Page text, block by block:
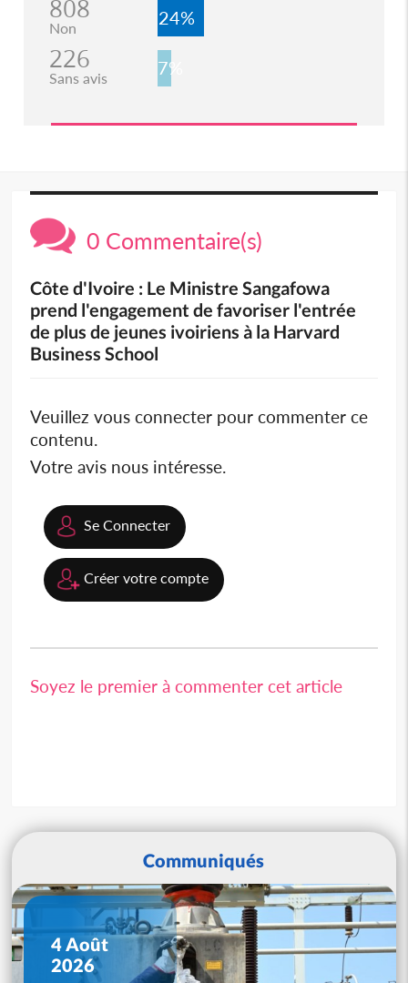
808
Non 24%
226
Sans avis 7%
0 Commentaire(s)
Côte d'Ivoire : Le Ministre Sangafowa
prend l'engagement de favoriser l'entrée
de plus de jeunes ivoiriens à la Harvard
Business School
Veuillez vous connecter pour commenter ce
contenu.
Votre avis nous intéresse.
Se Connecter
Créer votre compte
Soyez le premier à commenter cet article
Communiqués
4 Août
2026